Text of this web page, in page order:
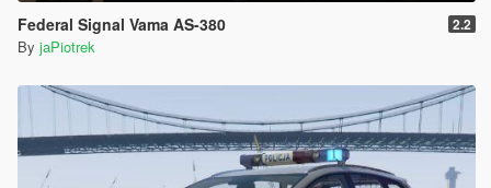
Federal Signal Vama AS-380 2.2
By jaPiotrek